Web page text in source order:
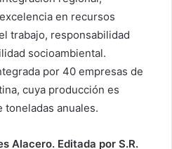
en recursos
trabajo, responsabilidad
socioambiental.
por 40 empresas de
cuya producción es
toneladas anuales.
Alacero. Editada por S.R.